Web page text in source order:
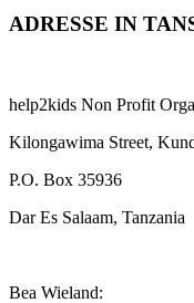
ADRESSE IN
help2kids Non Profit
Kilongawima Street,
P.O. Box 35936
Dar Es Salaam, Tanzania
Bea Wieland: